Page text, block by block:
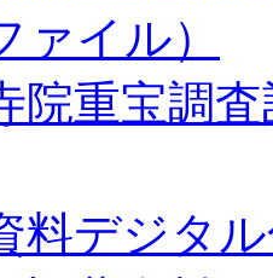
ァイル）
院重宝調
料デジタ